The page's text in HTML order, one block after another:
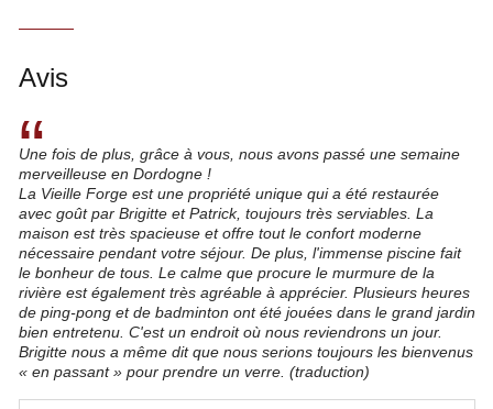
Avis
“
Une fois de plus, grâce à vous, nous avons passé une semaine
merveilleuse en Dordogne !
La Vieille Forge est une propriété unique qui a été restaurée
avec goût par Brigitte et Patrick, toujours très serviables. La
maison est très spacieuse et offre tout le confort moderne
nécessaire pendant votre séjour. De plus, l'immense piscine fait
le bonheur de tous. Le calme que procure le murmure de la
rivière est également très agréable à apprécier. Plusieurs heures
de ping-pong et de badminton ont été jouées dans le grand jardin
bien entretenu. C'est un endroit où nous reviendrons un jour.
Brigitte nous a même dit que nous serions toujours les bienvenus
« en passant » pour prendre un verre. (traduction)